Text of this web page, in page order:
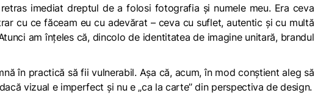
imediat dreptul de a folosi fotografia și numele meu. Era ceva
cu ce făceam eu cu adevărat – ceva cu suflet, autentic și cu multă
am înțeles că, dincolo de identitatea de imagine unitară, brandul
în practică să fii vulnerabil. Așa că, acum, în mod conștient aleg să
vizual e imperfect și nu e „ca la carte’’ din perspectiva de design.